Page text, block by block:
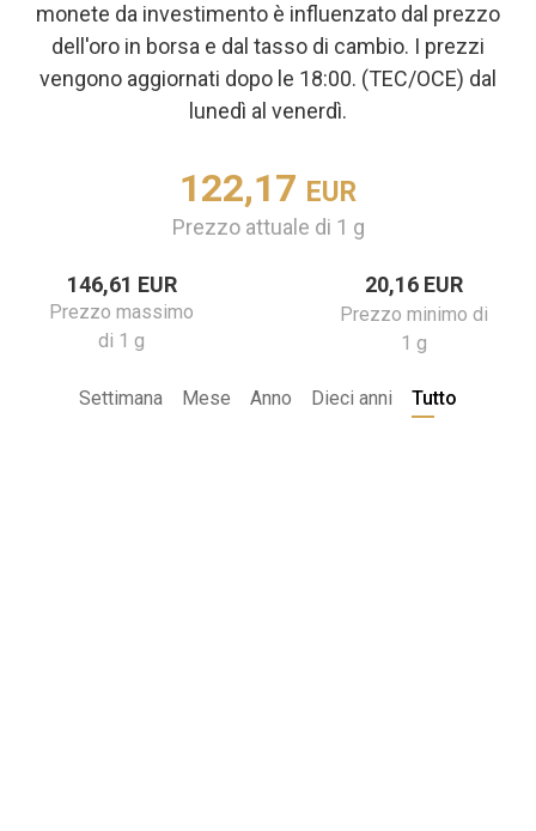
monete da investimento è influenzato dal prezzo
dell'oro in borsa e dal tasso di cambio. I prezzi
vengono aggiornati dopo le 18:00. (TEC/OCE) dal
lunedì al venerdì.
122,17 EUR
Prezzo attuale di 1 g
146,61 EUR
Prezzo massimo
di 1 g
20,16 EUR
Prezzo minimo di
1 g
Settimana Mese Anno Dieci anni Tutto